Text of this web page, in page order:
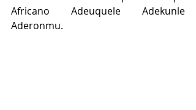
Africano Adeuquele Adekunle
Aderonmu.